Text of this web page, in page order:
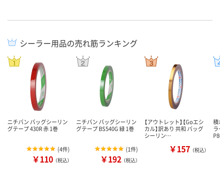
シーラー用品の売れ筋ランキング
ニチバン バッグシーリン
グテープ 430R 赤 1巻
(4件)
￥110 （税込）
ニチバン バッグシーリン
グテープ BS540G 緑 1巻
(1件)
￥192 （税込）
【アウトレット】【Goエシ
カル】訳あり 共和 バッグ
シーリン…
￥157 （税込）
積